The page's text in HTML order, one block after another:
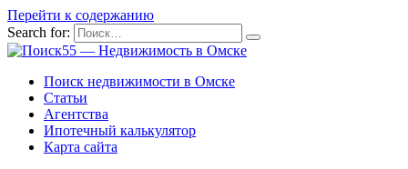
Перейти к содержанию
Search for:
Поиск недвижимости в Омске
Статьи
Агентства
Ипотечный калькулятор
Карта сайта